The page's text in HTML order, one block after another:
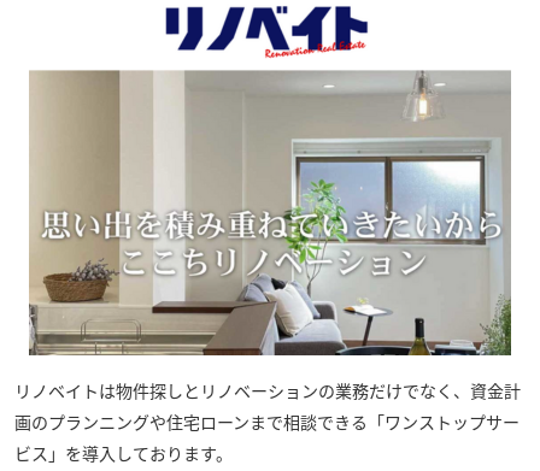
リノベイトは物件探しとリノベーションの業務だけでなく、資金計
画のプランニングや住宅ローンまで相談できる「ワンストップサー
ビス」を導入しております。